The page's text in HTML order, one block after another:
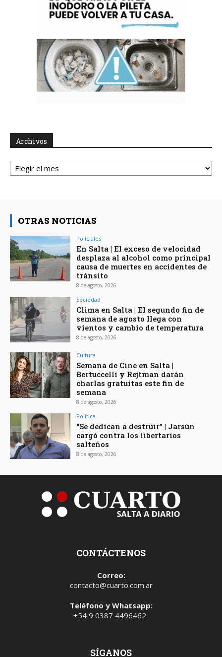
Archivos
Archivos
OTRAS NOTICIAS
Policiales
En Salta | El exceso de velocidad
desplaza al alcohol como principal
causa de muertes en accidentes de
tránsito
8 de agosto, 2026
Sociedad
Clima en Salta | El segundo fin de
semana de agosto llega con
vientos y cambio de temperatura
8 de agosto, 2026
Cultura
Semana de Cine en Salta |
Bertuccelli y Rejtman darán
charlas gratuitas este fin de
semana
8 de agosto, 2026
Política
“Se dedican a destruir” | Jarsún
cargó contra los libertarios
salteños
8 de agosto, 2026
CONTÁCTENOS
Correo:
contacto@cuarto.com.ar
Teléfono y Whatsapp:
+54 9 0387 4496462
SÍGANOS